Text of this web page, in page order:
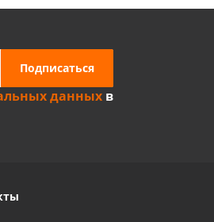
данныхв